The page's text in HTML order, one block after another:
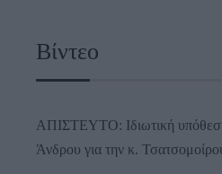
Βίντεο
ΑΠΙΣΤΕΥΤΟ: Ιδιωτική
Άνδρου για την κ.